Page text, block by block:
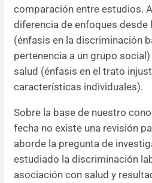
comparación entre estudios.
diferencia de enfoques desde
(énfasis en la discriminación
pertenencia a un grupo
salud (énfasis en el trato
características individuales).
Sobre la base de nuestro
fecha no existe una revisión
aborde la pregunta de
estudiado la discriminación
asociación con salud y